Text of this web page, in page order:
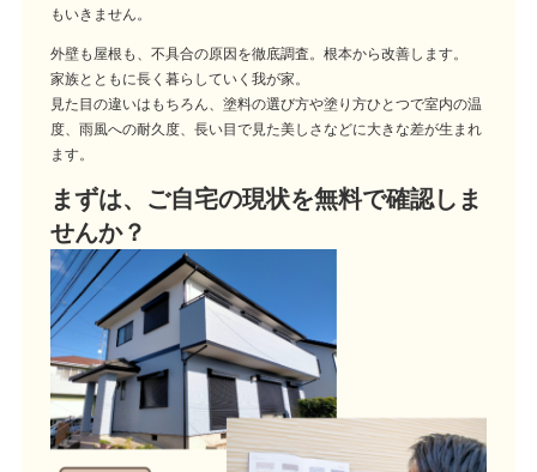
もいきません。
外壁も屋根も、不具合の原因を徹底調査。根本から改善します。
家族とともに長く暮らしていく我が家。
見た目の違いはもちろん、塗料の選び方や塗り方ひとつで室内の温
度、雨風への耐久度、長い目で見た美しさなどに大きな差が生まれ
ます。
まずは、ご自宅の現状を無料で確認しま
せんか？